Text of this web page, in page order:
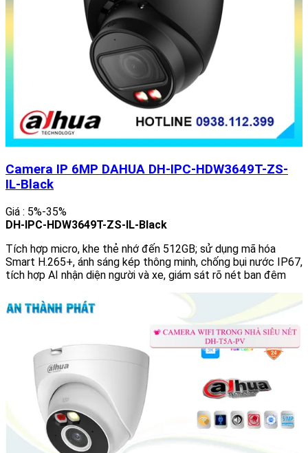
Camera IP 6MP DAHUA DH-IPC-HDW3649T-ZS-
IL-Black
Giá : 5%-35%
DH-IPC-HDW3649T-ZS-IL-Black
Tích hợp micro, khe thẻ nhớ đến 512GB; sử dụng mã hóa
Smart H.265+, ánh sáng kép thông minh, chống bụi nước IP67,
tích hợp AI nhận diện người và xe, giám sát rõ nét ban đêm